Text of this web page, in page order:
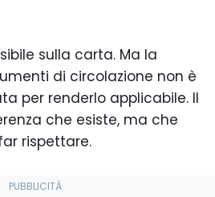
sulla carta. Ma la
di circolazione non è
per renderlo applicabile. Il
che esiste, ma che
rispettare.